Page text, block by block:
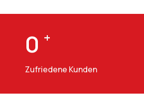
0 +
Zufriedene Kunden